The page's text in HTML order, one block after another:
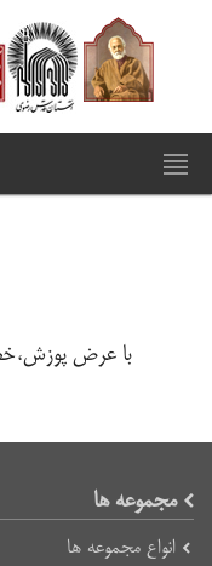
با عرض
مجموعه ها
انواع مجموعه ها